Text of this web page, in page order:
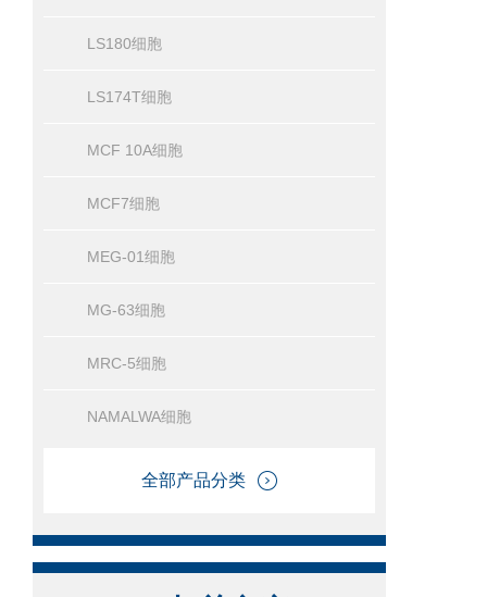
LS180细胞
LS174T细胞
MCF 10A细胞
MCF7细胞
MEG-01细胞
MG-63细胞
MRC-5细胞
NAMALWA细胞
全部产品分类